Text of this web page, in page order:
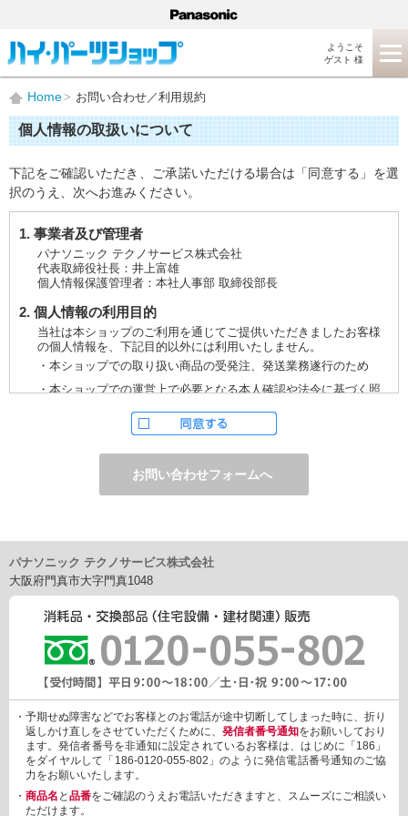
ようこそ
ゲスト 様
Home お問い合わせ／利用規約
個人情報の取扱いについて
下記をご確認いただき、ご承諾いただける場合は「同意する」を選
択のうえ、次へお進みください。
1. 事業者及び管理者
パナソニック テクノサービス株式会社
代表取締役社長：井上富雄
個人情報保護管理者：本社人事部 取締役部長
2. 個人情報の利用目的
当社は本ショップのご利用を通じてご提供いただきましたお客様
の個人情報を、下記目的以外には利用いたしません。
・本ショップでの取り扱い商品の受発注、発送業務遂行のため
・本ショップでの運営上で必要となる本人確認や法令に基づく照
ただし、お申し込みフォーム上でご希望の方のみに、下記サービ
・電子メール、ダイレクトメールなどによる情報のご提供
（1）ご提供情報の分野
・住宅関連設備・建材、家電製品、住まいづくり(新築・リフォー
車載関連商品など
（2）ご提供情報の概要
・商品、サービスに関するご提案
・商品サポート、メンテナンスに関するご提案
・キャンペーン、フェアー、イベントに関する情報ご提供
・アンケート、商品モニターに関する情報ご提供など
3. 個人情報の提供
あらかじめご本人様からご了解いただいている場合や法令で認め
られている場合を除き、個人情報を第三者に提供または開示いた
しません。
しかしながら、お客様がクレジットカード決済をご利用される場
合に限り、カード発行会社が行なう不正利用検知・防止「3Dセキ
ュア2.0」のために、お客様が利用するカード発行会社及び、決済
代行会社：GMOペイメントゲートウェイ（第三者）に、下記の情
報を開示し、本人認証を行います。
・金額など、決済に関する情報
パナソニック テクノサービス株式会社
大阪府門真市大字門真1048
・予期せぬ障害などでお客様とのお電話が途中切断してしまった時に、折り
返しかけ直しをさせていただくために、 発信者番号通知をお願いしており
ます。発信者番号を非通知に設定されているお客様は、はじめに「186」
をダイヤルして「186-0120-055-802」のように発信電話番号通知のご協
力をお願いいたします。
・ 商品名 と 品番をご確認のうえお電話いただきますと、スムーズにご相談い
ただけます。